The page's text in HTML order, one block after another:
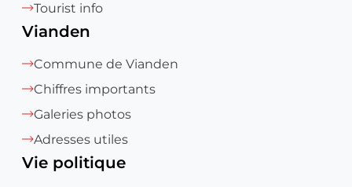
Tourist info
Vianden
Commune de Vianden
Chiffres importants
Galeries photos
Adresses utiles
Vie politique